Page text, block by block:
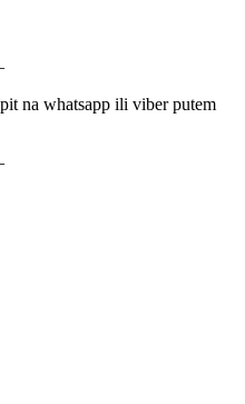
na whatsapp ili viber putem